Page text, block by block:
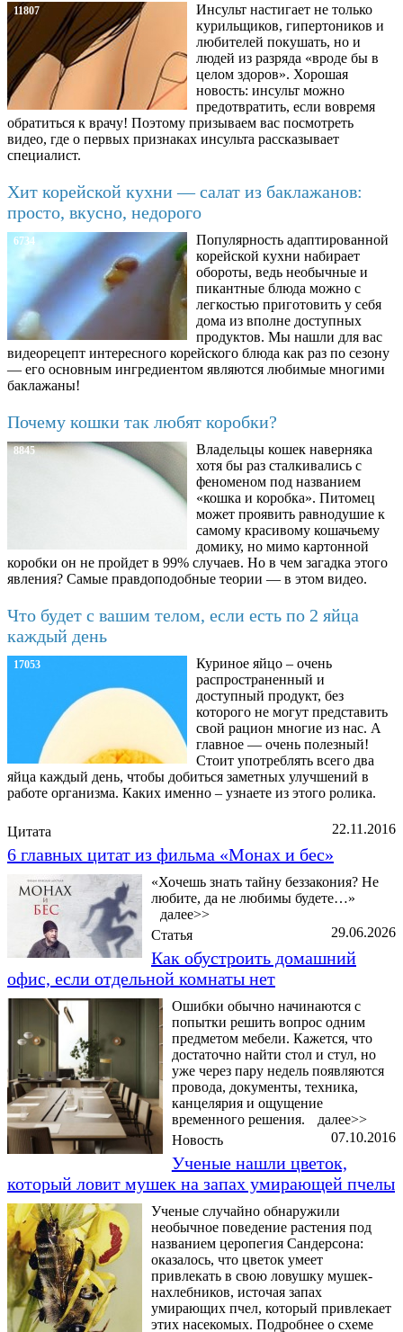
11807
Инсульт настигает не только
курильщиков, гипертоников и
любителей покушать, но и
людей из разряда «вроде бы в
целом здоров». Хорошая
новость: инсульт можно
предотвратить, если вовремя
обратиться к врачу! Поэтому призываем вас посмотреть
видео, где о первых признаках инсульта рассказывает
специалист.
Хит корейской кухни — салат из баклажанов:
просто, вкусно, недорого
6734
Популярность адаптированной
корейской кухни набирает
обороты, ведь необычные и
пикантные блюда можно с
легкостью приготовить у себя
дома из вполне доступных
продуктов. Мы нашли для вас
видеорецепт интересного корейского блюда как раз по сезону
— его основным ингредиентом являются любимые многими
баклажаны!
Почему кошки так любят коробки?
8845
Владельцы кошек наверняка
хотя бы раз сталкивались с
феноменом под названием
«кошка и коробка». Питомец
может проявить равнодушие к
самому красивому кошачьему
домику, но мимо картонной
коробки он не пройдет в 99% случаев. Но в чем загадка этого
явления? Самые правдоподобные теории — в этом видео.
Что будет с вашим телом, если есть по 2 яйца
каждый день
17053
Куриное яйцо – очень
распространенный и
доступный продукт, без
которого не могут представить
свой рацион многие из нас. А
главное — очень полезный!
Стоит употреблять всего два
яйца каждый день, чтобы добиться заметных улучшений в
работе организма. Каких именно – узнаете из этого ролика.
22.11.2016
Цитата
6 главных цитат из фильма «Монах и бес»
«Хочешь знать тайну беззакония? Не
любите, да не любимы будете…»
далее>>
29.06.2026
Статья
Как обустроить домашний
офис, если отдельной комнаты нет
Ошибки обычно начинаются с
попытки решить вопрос одним
предметом мебели. Кажется, что
достаточно найти стол и стул, но
уже через пару недель появляются
провода, документы, техника,
канцелярия и ощущение
временного решения.
далее>>
07.10.2016
Новость
Ученые нашли цветок,
который ловит мушек на запах умирающей пчелы
Ученые случайно обнаружили
необычное поведение растения под
названием церопегия Сандерсона:
оказалось, что цветок умеет
привлекать в свою ловушку мушек-
нахлебников, источая запах
умирающих пчел, который привлекает
этих насекомых. Подробнее о схеме